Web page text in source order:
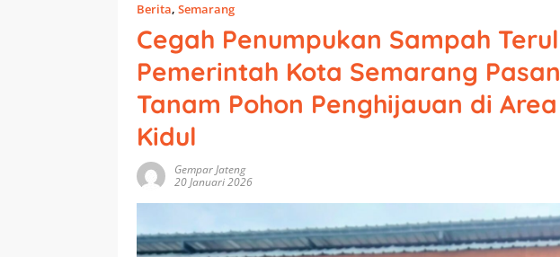
Berita, Semarang
Cegah Penumpukan Sampah
Pemerintah Kota Semarang
Tanam Pohon Penghijauan di
Kidul
Gempar Jateng
20 Januari 2026